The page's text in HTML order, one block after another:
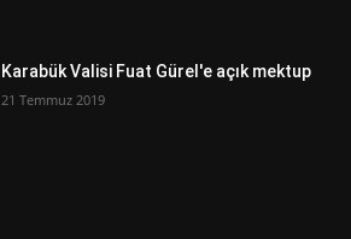
Karabük Valisi Fuat Gürel'e açık mektup
21 Temmuz 2019